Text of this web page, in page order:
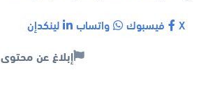
فيسبوك واتساب لينكدإن
إبلاغ عن محتوى